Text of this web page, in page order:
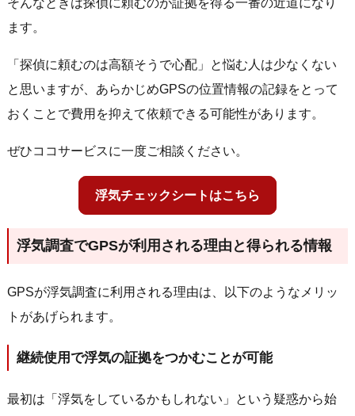
そんなときは探偵に頼むのが証拠を得る一番の近道になり
ます。
「探偵に頼むのは高額そうで心配」と悩む人は少なくない
と思いますが、あらかじめGPSの位置情報の記録をとって
おくことで費用を抑えて依頼できる可能性があります。
ぜひココサービスに一度ご相談ください。
浮気チェックシートはこちら
浮気調査でGPSが利用される理由と得られる情報
GPSが浮気調査に利用される理由は、以下のようなメリッ
トがあげられます。
継続使用で浮気の証拠をつかむことが可能
最初は「浮気をしているかもしれない」という疑惑から始